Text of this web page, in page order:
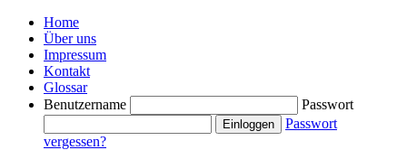
Home
Über uns
Impressum
Kontakt
Glossar
Benutzername
Passwort
Passwort
vergessen?